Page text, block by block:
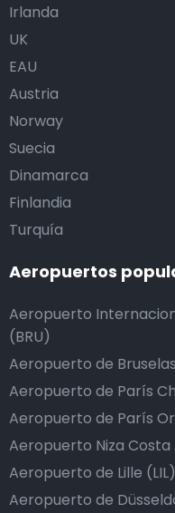
Irlanda
UK
EAU
Austria
Norway
Suecia
Dinamarca
Finlandia
Turquía
Aeropuertos
Aeropuerto
(BRU)
Aeropuerto de
Aeropuerto de París
Aeropuerto de París
Aeropuerto Niza Costa
Aeropuerto de Lille (LIL)
Aeropuerto de